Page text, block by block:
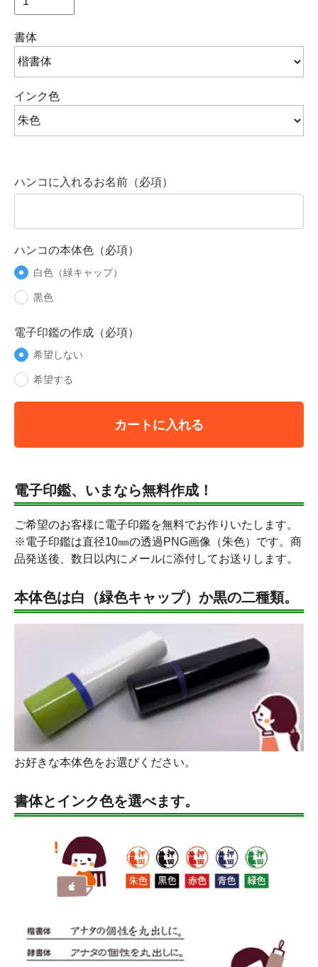
書体
インク色
ハンコに入れるお名前（必項）
ハンコの本体色（必項）
白色（緑キャップ）
黒色
電子印鑑の作成（必項）
希望しない
希望する
カートに入れる
電子印鑑、いまなら無料作成！
ご希望のお客様に電子印鑑を無料でお作りいたします。
※電子印鑑は直径10㎜の透過PNG画像（朱色）です。商
品発送後、数日以内にメールに添付してお送りします。
本体色は白（緑色キャップ）か黒の二種類。
お好きな本体色をお選びください。
書体とインク色を選べます。